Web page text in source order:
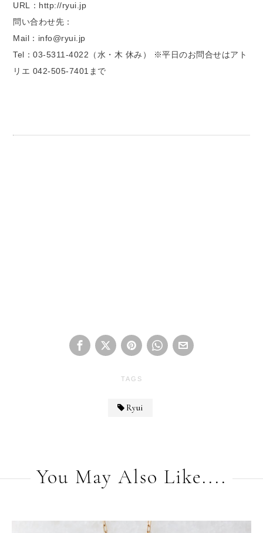
URL：http://ryui.jp
問い合わせ先：
Mail：info@ryui.jp
Tel：03-5311-4022（水・木 休み） ※平日のお問合せはアト
リエ 042-505-7401まで
TAGS
Ryui
You May Also Like....